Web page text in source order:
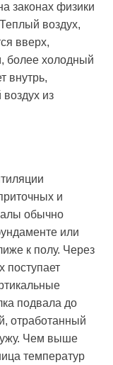
законах физики
воздух,
вверх,
более холодный
внутрь,
из
и
обычно
или
к полу. Через
поступает
подвала до
отработанный
Чем выше
температур